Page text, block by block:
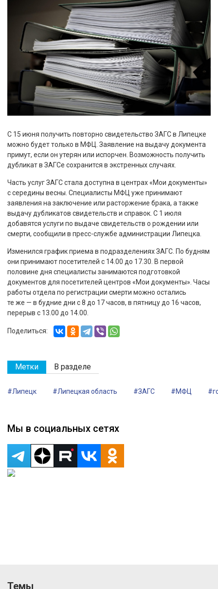
С 15 июня получить повторно свидетельство ЗАГС в Липецке
можно будет только в МФЦ. Заявление на выдачу документа
примут, если он утерян или испорчен. Возможность получить
дубликат в ЗАГСе сохранится в экстренных случаях.
Часть услуг ЗАГС стала доступна в центрах «Мои документы»
с середины весны. Специалисты МФЦ уже принимают
заявления на заключение или расторжение брака, а также
выдачу дубликатов свидетельств и справок. С 1 июля
добавятся услуги по выдаче свидетельств о рождении или
смерти, сообщили в пресс-службе администрации Липецка.
Изменился график приема в подразделениях ЗАГС. По будням
они принимают посетителей с 14.00 до 17.30. В первой
половине дня специалисты занимаются подготовкой
документов для посетителей центров «Мои документы». Часы
работы отдела по регистрации смерти можно остались
те же — в будние дни с 8 до 17 часов, в пятницу до 16 часов,
перерыв с 13.00 до 14.00.
Поделиться:
Метки В разделе
#Липецк #Липецкая область #ЗАГС #МФЦ
Мы в социальных сетях
Темы